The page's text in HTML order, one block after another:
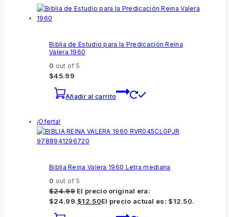
Biblia de Estudio para la Predicación Reina
Valera 1960
0 out of 5
$45.99
Añadir al carrito
¡Oferta!
Biblia Reina Valera 1960 Letra mediana
0 out of 5
$24.99 El precio original era:
$24.99.$12.50El precio actual es: $12.50.